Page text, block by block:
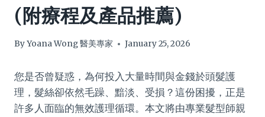
(附療程及產品推薦)
ByYoana Wong 醫美專家 January 25, 2026
您是否曾疑惑，為何投入大量時間與金錢於頭髮護
理，髮絲卻依然毛躁、黯淡、受損？這份困擾，正是
許多人面臨的無效護理循環。本文將由專業髮型師親